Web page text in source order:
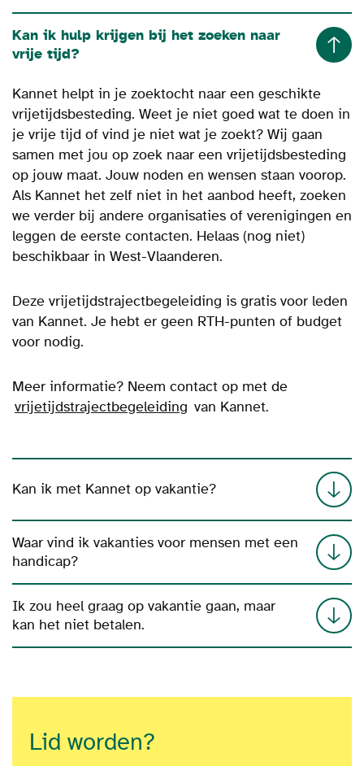
Kan ik hulp krijgen bij het zoeken naar
vrije tijd?
Kannet helpt in je zoektocht naar een geschikte
vrijetijdsbesteding. Weet je niet goed wat te doen in
je vrije tijd of vind je niet wat je zoekt? Wij gaan
samen met jou op zoek naar een vrijetijdsbesteding
op jouw maat. Jouw noden en wensen staan voorop.
Als Kannet het zelf niet in het aanbod heeft, zoeken
we verder bij andere organisaties of verenigingen en
leggen de eerste contacten. Helaas (nog niet)
beschikbaar in West-Vlaanderen.
Deze vrijetijdstrajectbegeleiding is gratis voor leden
van Kannet. Je hebt er geen RTH-punten of budget
voor nodig.
Meer informatie? Neem contact op met de
vrijetijdstrajectbegeleiding van Kannet.
Kan ik met Kannet op vakantie?
Waar vind ik vakanties voor mensen met een
handicap?
Ik zou heel graag op vakantie gaan, maar
kan het niet betalen.
Lid worden?